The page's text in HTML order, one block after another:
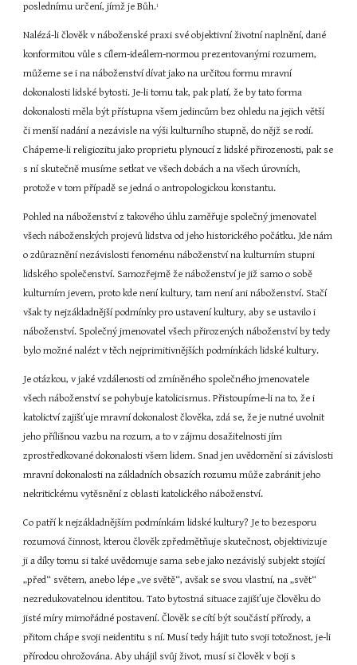
poslednímu určení, jímž je Bůh.1
Nalézá-li člověk v náboženské praxi své objektivní životní naplnění, dané
konformitou vůle s cílem-ideálem-normou prezentovanými rozumem,
můžeme se i na náboženství dívat jako na určitou formu mravní
dokonalosti lidské bytosti. Je-li tomu tak, pak platí, že by tato forma
dokonalosti měla být přístupna všem jedincům bez ohledu na jejich větší
či menší nadání a nezávisle na výši kulturního stupně, do nějž se rodí.
Chápeme-li religiozitu jako proprietu plynoucí z lidské přirozenosti, pak se
s ní skutečně musíme setkat ve všech dobách a na všech úrovních,
protože v tom případě se jedná o antropologickou konstantu.
Pohled na náboženství z takového úhlu zaměřuje společný jmenovatel
všech náboženských projevů lidstva od jeho historického počátku. Jde nám
o zdůraznění nezávislosti fenoménu náboženství na kulturním stupni
lidského společenství. Samozřejmě že náboženství je již samo o sobě
kulturním jevem, proto kde není kultury, tam není ani náboženství. Stačí
však ty nejzákladnější podmínky pro ustavení kultury, aby se ustavilo i
náboženství. Společný jmenovatel všech přirozených náboženství by tedy
bylo možné nalézt v těch nejprimitivnějších podmínkách lidské kultury.
Je otázkou, v jaké vzdálenosti od zmíněného společného jmenovatele
všech náboženství se pohybuje katolicismus. Přistoupíme-li na to, že i
katolictví zajišťuje mravní dokonalost člověka, zdá se, že je nutné uvolnit
jeho přílišnou vazbu na rozum, a to v zájmu dosažitelnosti jím
zprostředkované dokonalosti všem lidem. Snad jen uvědomění si závislosti
mravní dokonalosti na základních obsazích rozumu může zabránit jeho
nekritickému vytěsnění z oblasti katolického náboženství.
Co patří k nejzákladnějším podmínkám lidské kultury? Je to bezesporu
rozumová činnost, kterou člověk zpředmětňuje skutečnost, objektivizuje
ji a díky tomu si také uvědomuje sama sebe jako nezávislý subjekt stojící
„před“ světem, anebo lépe „ve světě“, avšak se svou vlastní, na „svět“
nezredukovatelnou identitou. Tato bytostná situace zajišťuje člověku do
jisté míry mimořádné postavení. Člověk se cítí být součástí přírody, a
přitom chápe svoji neidentitu s ní. Musí tedy hájit tuto svoji totožnost, je-li
přírodou ohrožována. Aby uhájil svůj život, musí si člověk v boji s